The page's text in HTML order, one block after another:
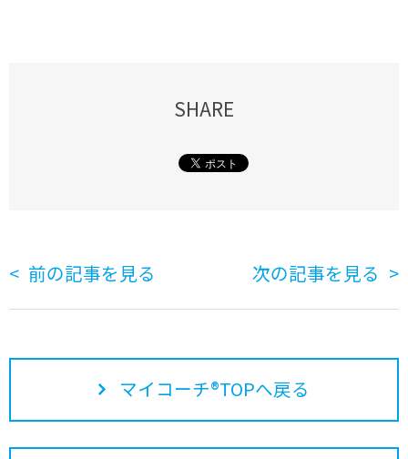
SHARE
前の記事を見る 次の記事を見る
マイコーチ®TOPへ戻る